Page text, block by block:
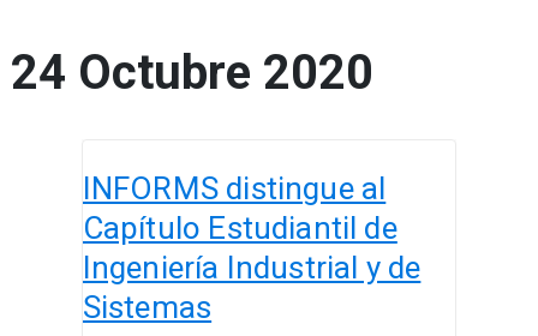
24 Octubre 2020
INFORMS distingue al
Capítulo Estudiantil de
Ingeniería Industrial y de
Sistemas
distingue
al
Capítulo
Estudiantil
de